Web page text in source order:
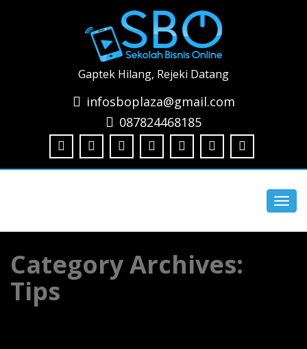
Gaptek Hilang, Rejeki Datang
infosboplaza@gmail.com
087824468185
Category Archives:
Tips